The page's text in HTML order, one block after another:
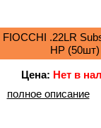
FIOCCHI .22LR
HP (50шт)
Цена: Нет в
полное описание